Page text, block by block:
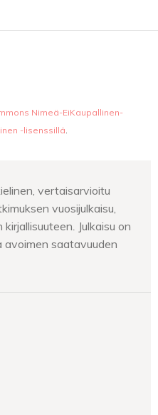
Nimeä-EiKaupallinen-
-lisenssillä.
vertaisarvioitu
vuosijulkaisu,
. Julkaisu on
avoimen saatavuuden